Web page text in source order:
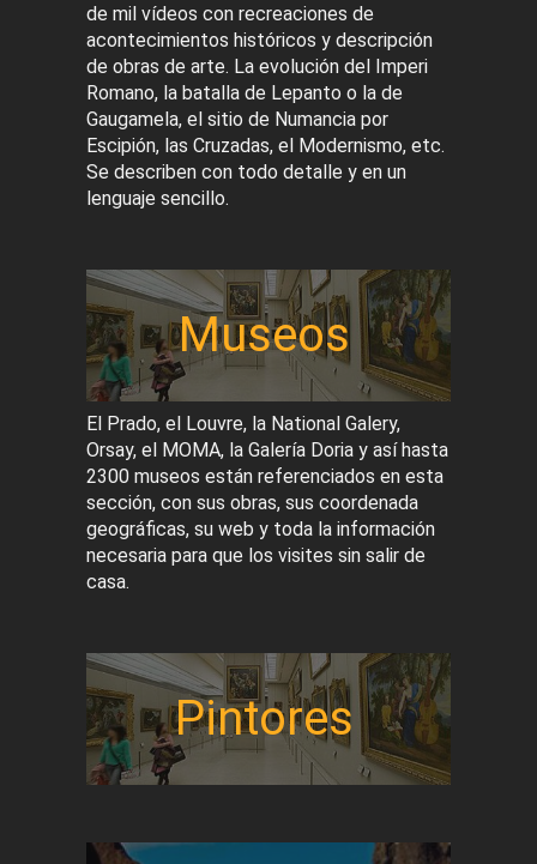
de mil vídeos con recreaciones de
acontecimientos históricos y descripción
de obras de arte. La evolución del Imperi
Romano, la batalla de Lepanto o la de
Gaugamela, el sitio de Numancia por
Escipión, las Cruzadas, el Modernismo, etc.
Se describen con todo detalle y en un
lenguaje sencillo.
Museos
El Prado, el Louvre, la National Galery,
Orsay, el MOMA, la Galería Doria y así hasta
2300 museos están referenciados en esta
sección, con sus obras, sus coordenada
geográficas, su web y toda la información
necesaria para que los visites sin salir de
casa.
Pintores